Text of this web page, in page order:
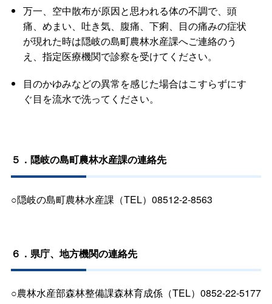
万一、空中散布が原因と思われる体の不調で、頭
痛、めまい、吐き気、腹痛、下痢、目の痛みの症状
が現れた時は隠岐の島町農林水産課へご連絡のう
え、指定医療機関で診察を受けてください。
目のかゆみなどの異常を感じた場合はこすらずにす
ぐ目を流水で洗ってください。
５．隠岐の島町農林水産課の連絡先
○隠岐の島町農林水産課（TEL）08512-2-8563
６．県庁、地方機関の連絡先
○農林水産部森林整備課森林育成係（TEL）0852-22-5177